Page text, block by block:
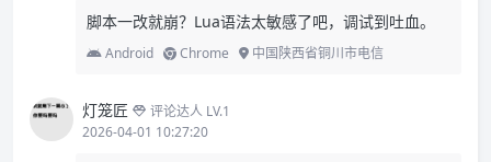
脚本一改就崩？Lua语法太敏感了吧，调试到吐血。
Android Chrome 中国陕西省铜川市电信
灯笼匠
评论达人 LV.1
2026-04-01 10:27:20